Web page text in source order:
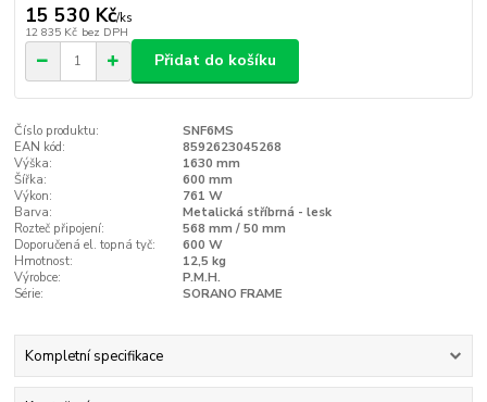
15 530 Kč/ks
12 835 Kč bez DPH
Přidat do košíku
Číslo produktu:
SNF6MS
EAN kód:
8592623045268
Výška:
1630 mm
Šířka:
600 mm
Výkon:
761 W
Barva:
Metalická stříbrná - lesk
Rozteč připojení:
568 mm / 50 mm
Doporučená el. topná tyč:
600 W
Hmotnost:
12,5 kg
Výrobce:
P.M.H.
Série:
SORANO FRAME
Kompletní specifikace